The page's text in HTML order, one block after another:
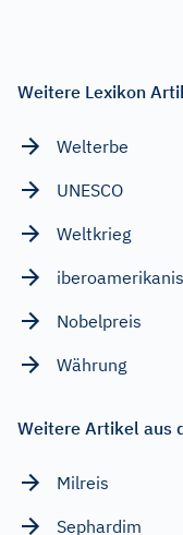
Weitere Lexikon
Welterbe
UNESCO
Weltkrieg
Nobelpreis
Währung
Weitere Artikel aus
Milreis
Sephardim